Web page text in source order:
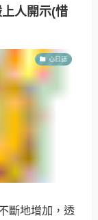
人開示(惜
心日誌
斷地增加，透